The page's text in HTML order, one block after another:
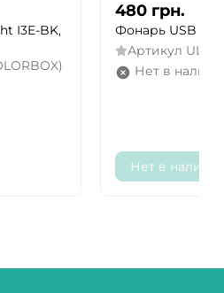
I3E-BK,
480 грн.
Фонарь USB Xtar
Артикул UL1
Нет в
Нет в